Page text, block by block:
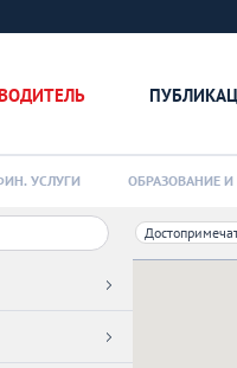
УСЛУГИ ОБРАЗОВАНИЕ